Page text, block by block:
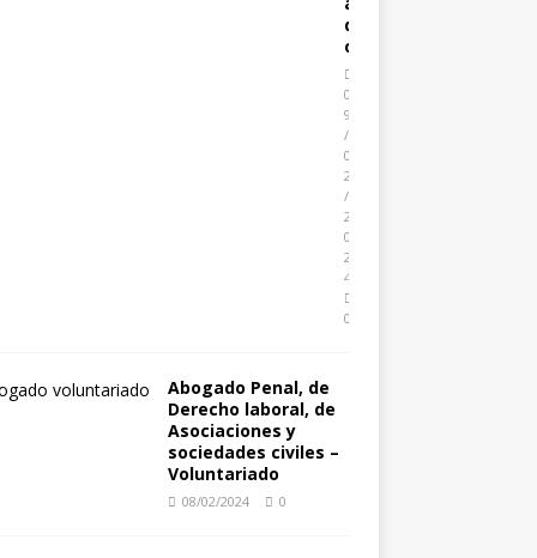
d
o
0
9
/
0
2
/
2
0
2
4
0
Abogado Penal, de
Derecho laboral, de
Asociaciones y
sociedades civiles –
Voluntariado
08/02/2024 0